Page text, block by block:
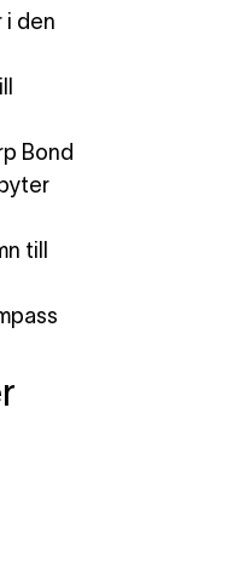
i den
Bond
till